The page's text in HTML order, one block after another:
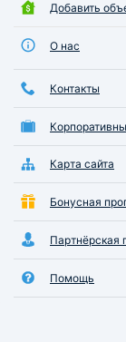
Добавить
О нас
Контакты
Карта сайта
Бонусная
Партнёрская
Помощь